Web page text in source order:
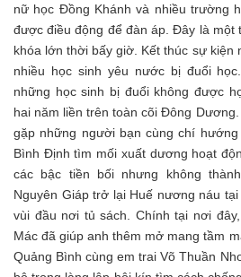
nữ học Đồng Khánh và nhiều trường
được điều động để đàn áp. Đây là một
khóa lớn thời bấy giờ. Kết thúc sự kiện
nhiều học sinh yêu nước bị đuổi
những học sinh bị đuổi không được
hai năm liền trên toàn cõi Đông
gặp những người bạn cùng chí hướng
Bình Định tìm mối xuất dương hoạt
các bậc tiền bối nhưng không
Nguyên Giáp trở lại Huế nương náu
vùi đầu nơi tủ sách. Chính tại nơi
Mác đã giúp anh thêm mở mang tầm
Quảng Bình cùng em trai Võ Thuần